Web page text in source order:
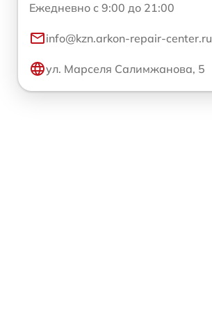
Ежедневно с 9:00 до 21:00
info@kzn.arkon-repair-center.ru
ул. Марселя Салимжанова, 5